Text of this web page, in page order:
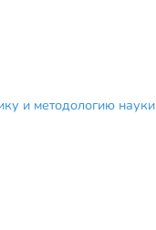
и методологию науки